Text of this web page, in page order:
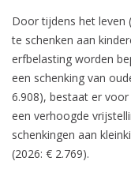
Door tijdens het leven
te schenken aan
erfbelasting worden
een schenking van
6.908), bestaat er
een verhoogde
schenkingen aan
(2026: € 2.769).